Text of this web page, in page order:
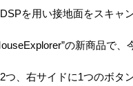
を用い接地面をスキャ
の新商品で、
、右サイドに1つのボタ